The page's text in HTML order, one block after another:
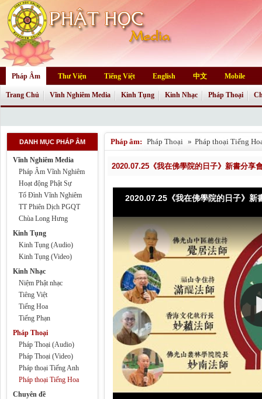
Pháp Âm Thư Viện Tiếng Việt English 中文 Mobile
Trang Chủ Vĩnh Nghiêm Media Kinh Tụng Kinh Nhạc Pháp Thoại
DANH MỤC PHÁP ÂM
Vĩnh Nghiêm Media
Pháp Âm Vĩnh Nghiêm
Hoạt động Phật Sự
Tổ Đình Vĩnh Nghiêm
TT Phiên Dịch PGQT
Chùa Long Hưng
Kinh Tụng
Kinh Tụng (Audio)
Kinh Tụng (Video)
Kinh Nhạc
Niệm Phật nhạc
Tiêng Việt
Tiếng Hoa
Tiếng Phạn
Pháp Thoại
Pháp Thoại (Audio)
Pháp Thoại (Video)
Pháp thoại Tiếng Anh
Pháp thoại Tiếng Hoa
Chuyên đề
Pháp âm: Pháp Thoại » Pháp thoại Tiếng
2020.07.25《我在佛學院的日子》新書分享
2020.07.25《我在佛學院的日子》新